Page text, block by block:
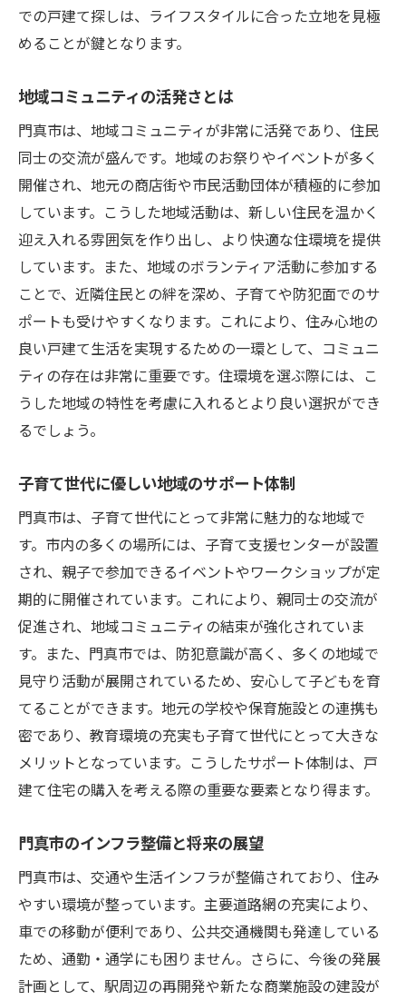
での戸建て探しは、ライフスタイルに合った立地を見極
めることが鍵となります。
地域コミュニティの活発さとは
門真市は、地域コミュニティが非常に活発であり、住民
同士の交流が盛んです。地域のお祭りやイベントが多く
開催され、地元の商店街や市民活動団体が積極的に参加
しています。こうした地域活動は、新しい住民を温かく
迎え入れる雰囲気を作り出し、より快適な住環境を提供
しています。また、地域のボランティア活動に参加する
ことで、近隣住民との絆を深め、子育てや防犯面でのサ
ポートも受けやすくなります。これにより、住み心地の
良い戸建て生活を実現するための一環として、コミュニ
ティの存在は非常に重要です。住環境を選ぶ際には、こ
うした地域の特性を考慮に入れるとより良い選択ができ
るでしょう。
子育て世代に優しい地域のサポート体制
門真市は、子育て世代にとって非常に魅力的な地域で
す。市内の多くの場所には、子育て支援センターが設置
され、親子で参加できるイベントやワークショップが定
期的に開催されています。これにより、親同士の交流が
促進され、地域コミュニティの結束が強化されていま
す。また、門真市では、防犯意識が高く、多くの地域で
見守り活動が展開されているため、安心して子どもを育
てることができます。地元の学校や保育施設との連携も
密であり、教育環境の充実も子育て世代にとって大きな
メリットとなっています。こうしたサポート体制は、戸
建て住宅の購入を考える際の重要な要素となり得ます。
門真市のインフラ整備と将来の展望
門真市は、交通や生活インフラが整備されており、住み
やすい環境が整っています。主要道路網の充実により、
車での移動が便利であり、公共交通機関も発達している
ため、通勤・通学にも困りません。さらに、今後の発展
計画として、駅周辺の再開発や新たな商業施設の建設が